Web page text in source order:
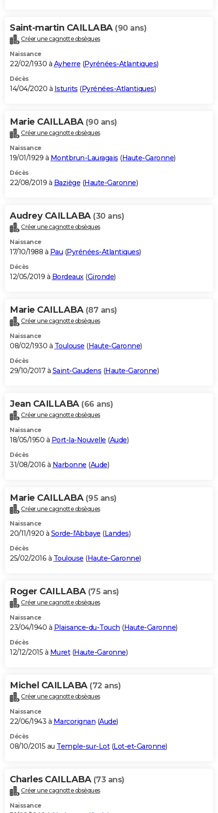
Saint-martin CAILLABA (90 ans)
Créer une cagnotte obsèques
Naissance
22/02/1930 à Ayherre (Pyrénées-Atlantiques)
Décès
14/04/2020 à Isturits (Pyrénées-Atlantiques)
Marie CAILLABA (90 ans)
Créer une cagnotte obsèques
Naissance
19/01/1929 à Montbrun-Lauragais (Haute-Garonne)
Décès
22/08/2019 à Baziège (Haute-Garonne)
Audrey CAILLABA (30 ans)
Créer une cagnotte obsèques
Naissance
17/10/1988 à Pau (Pyrénées-Atlantiques)
Décès
12/05/2019 à Bordeaux(Gironde)
Marie CAILLABA (87 ans)
Créer une cagnotte obsèques
Naissance
08/02/1930 à Toulouse (Haute-Garonne)
Décès
29/10/2017 à Saint-Gaudens (Haute-Garonne)
Jean CAILLABA (66 ans)
Créer une cagnotte obsèques
Naissance
18/05/1950 à Port-la-Nouvelle (Aude)
Décès
31/08/2016 à Narbonne (Aude)
Marie CAILLABA (95 ans)
Créer une cagnotte obsèques
Naissance
20/11/1920 à Sorde-l'Abbaye (Landes)
Décès
25/02/2016 à Toulouse (Haute-Garonne)
Roger CAILLABA (75 ans)
Créer une cagnotte obsèques
Naissance
23/04/1940 à Plaisance-du-Touch (Haute-Garonne)
Décès
12/12/2015 à Muret(Haute-Garonne)
Michel CAILLABA (72 ans)
Créer une cagnotte obsèques
Naissance
22/06/1943 à Marcorignan (Aude)
Décès
08/10/2015 au Temple-sur-Lot(Lot-et-Garonne)
Charles CAILLABA (73 ans)
Créer une cagnotte obsèques
Naissance